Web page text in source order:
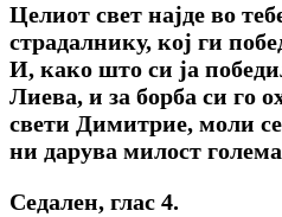
Целиот свет најде во
страдалнику, кој ги
И, како што си ја
Лиева, и за борба си го
свети Димитрие, моли
ни дарува милост
Седален, глас 4.